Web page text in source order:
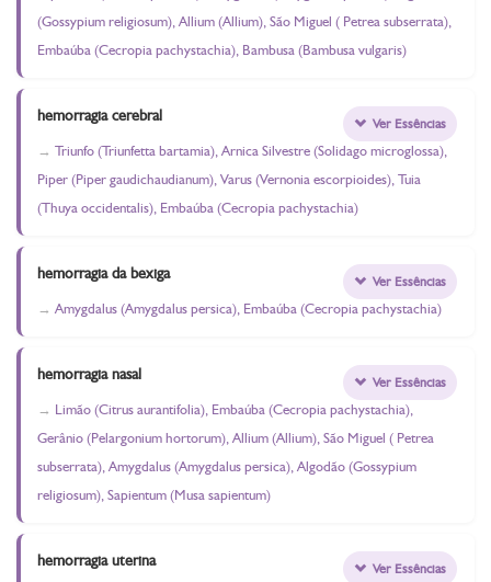
(Gossypium religiosum), Allium (Allium), São Miguel ( Petrea subserrata),
Embaúba (Cecropia pachystachia), Bambusa (Bambusa vulgaris)
hemorragia cerebral
Triunfo (Triunfetta bartamia), Arnica Silvestre (Solidago microglossa),
Piper (Piper gaudichaudianum), Varus (Vernonia escorpioides), Tuia
(Thuya occidentalis), Embaúba (Cecropia pachystachia)
Ver Essências
hemorragia da bexiga
Amygdalus (Amygdalus persica), Embaúba (Cecropia pachystachia)
Ver Essências
hemorragia nasal
Limão (Citrus aurantifolia), Embaúba (Cecropia pachystachia),
Gerânio (Pelargonium hortorum), Allium (Allium), São Miguel ( Petrea
subserrata), Amygdalus (Amygdalus persica), Algodão (Gossypium
religiosum), Sapientum (Musa sapientum)
Ver Essências
hemorragia uterina Ver Essências